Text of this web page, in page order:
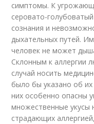
симптомы. К
серовато-
сознания и
дыхательных путей.
человек не может
Склонным к аллергии
случай носить
было бы указано об
них особенно опасны
множественные укусы
страдающих